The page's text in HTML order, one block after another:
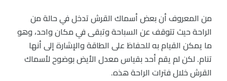
من المعروف أن بعض أسماك القرش تدخل في حالة من
الراحة حيث تتوقف عن السباحة وتبقى في مكان واحد، وهو
ما يمكن القيام به للحفاظ على الطاقة والإشارة إلى أنها
تنام. لكن لم يقم أحد بقياس معدل الأيض بوضوح لأسماك
القرش خلال فترات الراحة هذه.